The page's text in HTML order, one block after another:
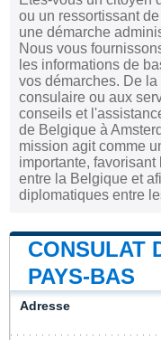
ou un ressortissant
une démarche
Nous vous
les informations de
vos démarches. De
consulaire ou aux
conseils et
de Belgique à
mission agit comme
importante,
entre la Belgique et
diplomatiques entre
CONSULAT
PAYS-BAS
Adresse